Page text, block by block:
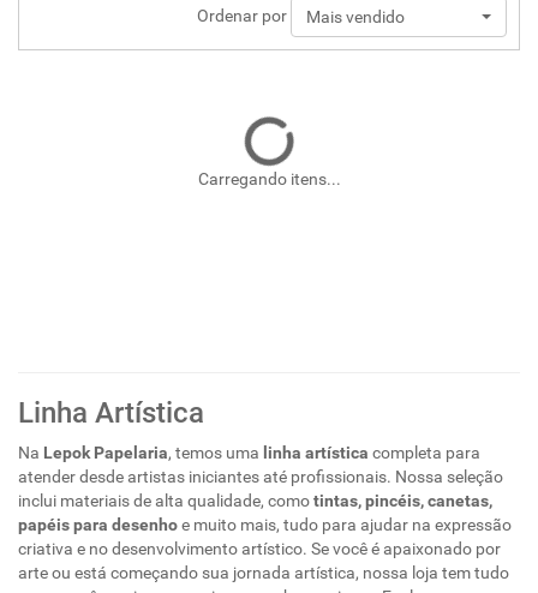
Ordenar por Mais vendido
Carregando itens...
Linha Artística
Na Lepok Papelaria, temos uma linha artística completa para
atender desde artistas iniciantes até profissionais. Nossa seleção
inclui materiais de alta qualidade, comotintas, pincéis, canetas,
papéis para desenhoe muito mais, tudo para ajudar na expressão
criativa e no desenvolvimento artístico. Se você é apaixonado por
arte ou está começando sua jornada artística, nossa loja tem tudo